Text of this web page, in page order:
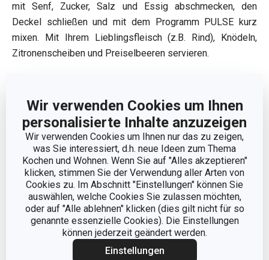
Wir verwenden Cookies um Ihnen
personalisierte Inhalte anzuzeigen
Wir verwenden Cookies um Ihnen nur das zu zeigen,
was Sie interessiert, d.h. neue Ideen zum Thema
Kochen und Wohnen. Wenn Sie auf "Alles akzeptieren"
klicken, stimmen Sie der Verwendung aller Arten von
Cookies zu. Im Abschnitt "Einstellungen" können Sie
auswählen, welche Cookies Sie zulassen möchten,
oder auf "Alle ablehnen" klicken (dies gilt nicht für so
genannte essenzielle Cookies). Die Einstellungen
können jederzeit geändert werden.
Einstellungen
mit Senf, Zucker, Salz und Essig abschmecken, den
Deckel schließen und mit dem Programm PULSE kurz
mixen. Mit Ihrem Lieblingsfleisch (z.B. Rind), Knödeln,
Zitronenscheiben und Preiselbeeren servieren.
Sie benötigen: